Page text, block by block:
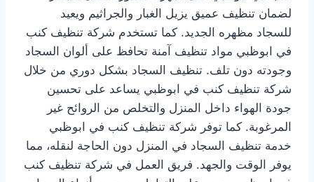
لضمان تنظيف عميق يزيل الغبار والجراثيم ويعيد
للسجاد مظهره الجديد. كما تستخدم شركة تنظيف كنب
في ابوظبي مواد تنظيف آمنة تحافظ على ألوان السجاد
وجودته دون تلف. تنظيف السجاد بشكل دوري من خلال
شركة تنظيف كنب في ابوظبي يساعد على تحسين
جودة الهواء داخل المنزل والتخلص من الروائح غير
المرغوبة. كما توفر شركة تنظيف كنب في ابوظبي
خدمة تنظيف السجاد في المنزل دون الحاجة لنقله، مما
يوفر الوقت والجهد. فريق العمل في شركة تنظيف كنب